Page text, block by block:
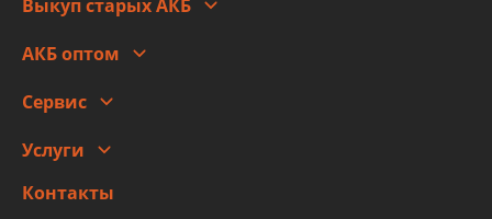
Оплата
Гарантии и возврат
Выкуп старых АКБ
АКБ оптом
Сервис
Заправка кондиционера авто
Детейлинг
Услуги
высокого давления
Контакты